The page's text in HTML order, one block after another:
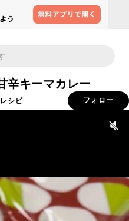
辛キーマカレー
シピ フォロー